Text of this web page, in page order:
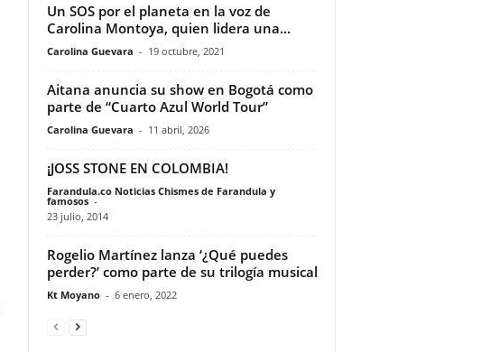
Un SOS por el planeta en la voz de
Carolina Montoya, quien lidera una...
Carolina Guevara - 19 octubre, 2021
Aitana anuncia su show en Bogotá como
parte de “Cuarto Azul World Tour”
Carolina Guevara - 11 abril, 2026
¡JOSS STONE EN COLOMBIA!
Farandula.co Noticias Chismes de Farandula y
famosos -
23 julio, 2014
Rogelio Martínez lanza ‘¿Qué puedes
perder?’ como parte de su trilogía musical
Kt Moyano - 6 enero, 2022